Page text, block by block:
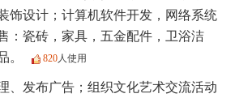
饰设计；计算机软件开发，网络系统
：瓷砖，家具，五金配件，卫浴洁
。
820人使用
、发布广告；组织文化艺术交流活动